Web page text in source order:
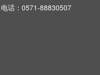
电话：0571-88830507